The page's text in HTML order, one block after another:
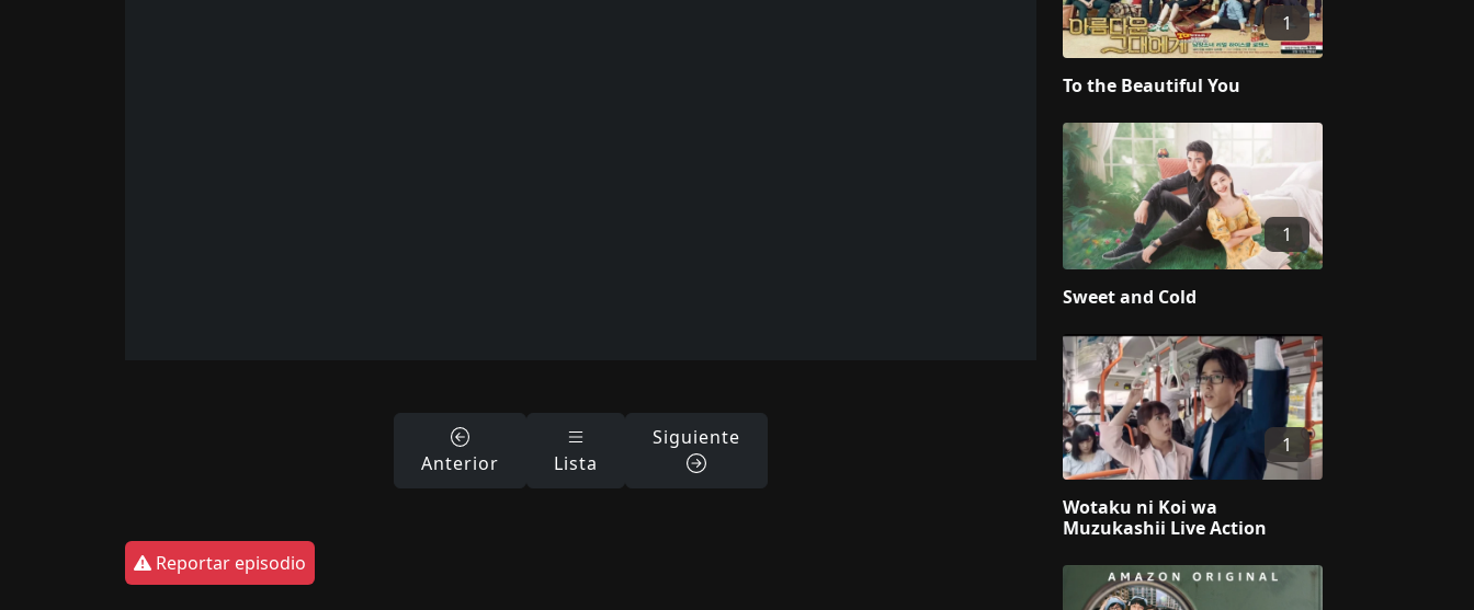
Anterior Lista
Siguiente
Reportar episodio
1
To the Beautiful You
1
Sweet and Cold
1
Wotaku ni Koi wa
Muzukashii Live Action